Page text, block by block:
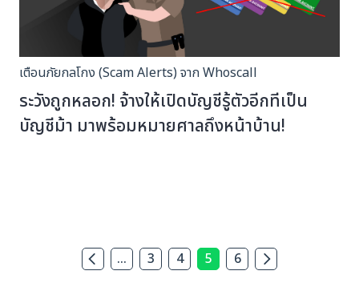
เตือนภัยกลโกง (Scam Alerts) จาก Whoscall
ระวังถูกหลอก! จ้างให้เปิดบัญชีรู้ตัวอีกทีเป็น
บัญชีม้า มาพร้อมหมายศาลถึงหน้าบ้าน!
... 3 4 5 6